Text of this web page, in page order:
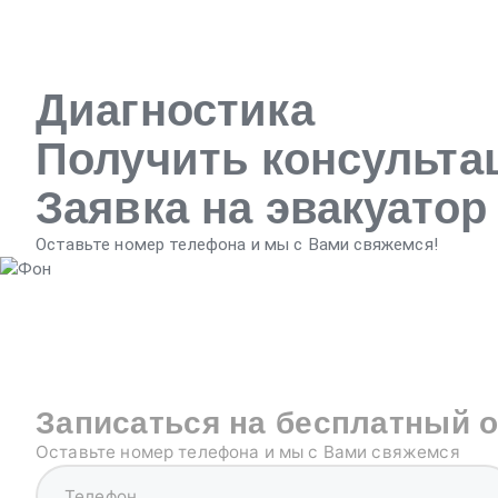
Диагностика
Получить
Заявка на эвакуатор
Оставьте номер телефона и мы с Вами свяжемся!
Записаться на бесплатный
Оставьте номер телефона и мы с Вами свяжемся